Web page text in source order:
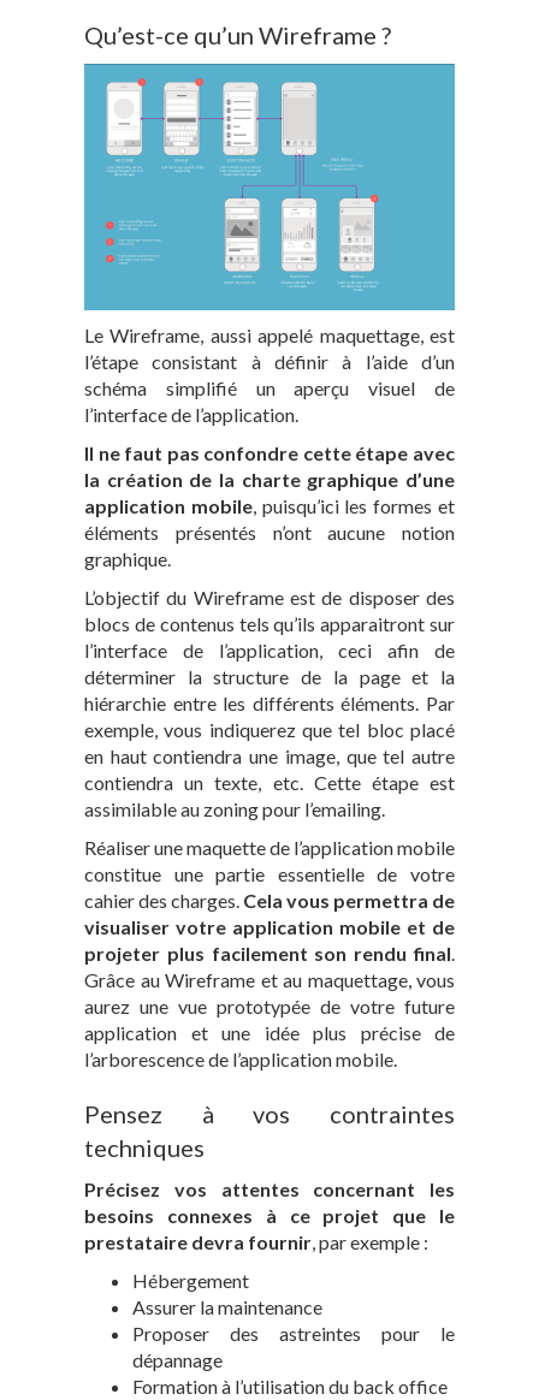
Qu’est-ce qu’un Wireframe ?
Le Wireframe, aussi appelé maquettage, est
l’étape consistant à définir à l’aide d’un
schéma simplifié un aperçu visuel de
l’interface de l’application.
Il ne faut pas confondre cette étape avec
la création de la charte graphique d’une
application mobile, puisqu’ici les formes et
éléments présentés n’ont aucune notion
graphique.
L’objectif du Wireframe est de disposer des
blocs de contenus tels qu’ils apparaitront sur
l’interface de l’application, ceci afin de
déterminer la structure de la page et la
hiérarchie entre les différents éléments. Par
exemple, vous indiquerez que tel bloc placé
en haut contiendra une image, que tel autre
contiendra un texte, etc. Cette étape est
assimilable au zoning pour l’emailing.
Réaliser une maquette de l’application mobile
constitue une partie essentielle de votre
cahier des charges. Cela vous permettra de
visualiser votre application mobile et de
projeter plus facilement son rendu final.
Grâce au Wireframe et au maquettage, vous
aurez une vue prototypée de votre future
application et une idée plus précise de
l’arborescence de l’application mobile.
Pensez à vos contraintes
techniques
Précisez vos attentes concernant les
besoins connexes à ce projet que le
prestataire devra fournir, par exemple :
Hébergement
Assurer la maintenance
Proposer des astreintes pour le
dépannage
Formation à l’utilisation du back office